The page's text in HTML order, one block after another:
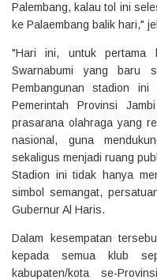
Palembang, kalau tol ini
ke Palaembang balik hari,"
"Hari ini, untuk pertama
Swarnabumi yang baru
Pembangunan stadion ini
Pemerintah Provinsi
prasarana olahraga yang
nasional, guna
sekaligus menjadi ruang
Stadion ini tidak hanya
simbol semangat,
Gubernur Al Haris.
Dalam kesempatan
kepada semua klub
kabupaten/kota se-